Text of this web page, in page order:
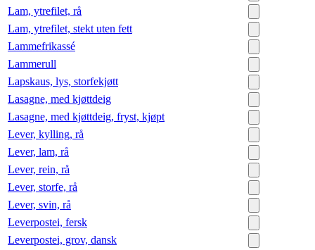
Lam, ytrefilet, rå
Lam, ytrefilet, stekt uten fett
Lammefrikassé
Lammerull
Lapskaus, lys, storfekjøtt
Lasagne, med kjøttdeig
Lasagne, med kjøttdeig, fryst, kjøpt
Lever, kylling, rå
Lever, lam, rå
Lever, rein, rå
Lever, storfe, rå
Lever, svin, rå
Leverpostei, fersk
Leverpostei, grov, dansk